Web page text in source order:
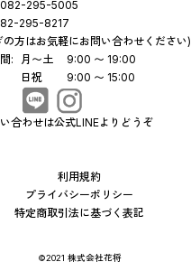
082-295-5005
295-8217
の方はお気軽にお問い合わせください)
:
月〜土
9:00 〜 19:00
日祝
9:00 〜 15:00
合わせは公式LINEよりどうぞ
利用規約
プライバシーポリシー
特定商取引法に基づく表記
©2021 株式会社花将